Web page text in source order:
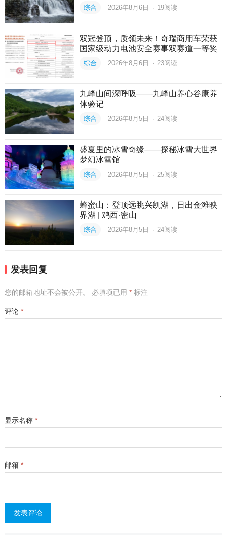
综合 2026年8月6日 · 19阅读
双冠登顶，质领未来！奇瑞商用车荣获
国家级动力电池安全赛事双赛道一等奖
综合 2026年8月6日 · 23阅读
九峰山间深呼吸——九峰山养心谷康养
体验记
综合 2026年8月5日 · 24阅读
盛夏里的冰雪奇缘——探秘冰雪大世界
梦幻冰雪馆
综合 2026年8月5日 · 25阅读
蜂蜜山：登顶远眺兴凯湖，日出金滩映
界湖 | 鸡西·密山
综合 2026年8月5日 · 24阅读
发表回复
您的邮箱地址不会被公开。 必填项已用 *标注
评论 *
显示名称 *
邮箱 *